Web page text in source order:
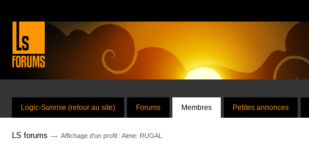
Logic-Sunrise (retour au site) Forums Membres Petites annonces
LS forums → Affichage d'un profil : Aime: RUGAL